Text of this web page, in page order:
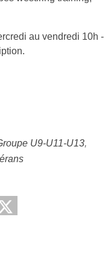
au vendredi 10h -
U9-U11-U13